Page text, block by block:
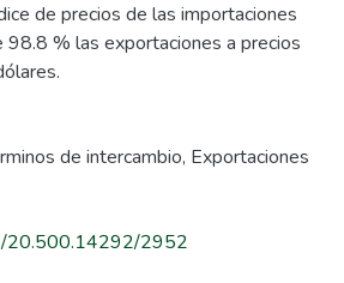
de precios de las importaciones
98.8 % las exportaciones a precios
de intercambio, Exportaciones
20.500.14292/2952